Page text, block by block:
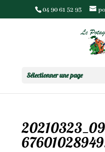
04 90 61 52 93
Sélectionner une page